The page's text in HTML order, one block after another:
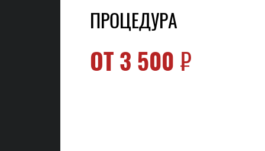
ПРОЦЕДУРА
ОТ3 500 ₽